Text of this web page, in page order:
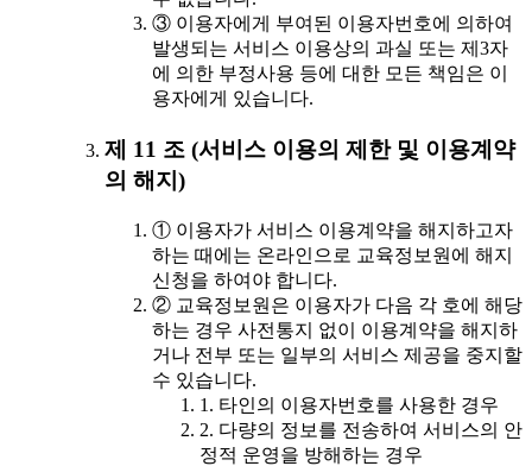
③ 이용자에게 부여된 이용자번호에 의하여
발생되는 서비스 이용상의 과실 또는 제3자
에 의한 부정사용 등에 대한 모든 책임은 이
용자에게 있습니다.
제 11 조 (서비스 이용의 제한 및 이용계약
의 해지)
① 이용자가 서비스 이용계약을 해지하고자
하는 때에는 온라인으로 교육정보원에 해지
신청을 하여야 합니다.
② 교육정보원은 이용자가 다음 각 호에 해당
하는 경우 사전통지 없이 이용계약을 해지하
거나 전부 또는 일부의 서비스 제공을 중지할
수 있습니다.
1. 타인의 이용자번호를 사용한 경우
2. 다량의 정보를 전송하여 서비스의 안
정적 운영을 방해하는 경우